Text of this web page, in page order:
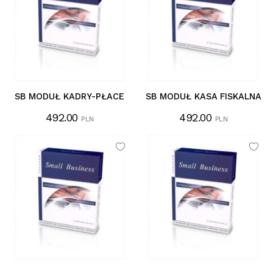
SB MODUŁ KADRY-PŁACE
492.00 PLN
SB MODUŁ KASA FISKALNA
492.00 PLN